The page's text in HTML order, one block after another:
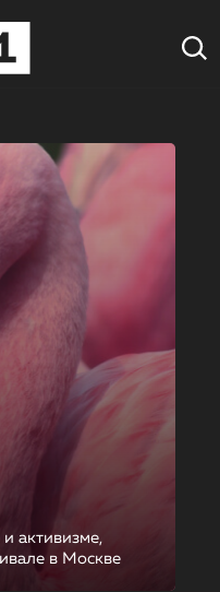
активизме,
в Москве